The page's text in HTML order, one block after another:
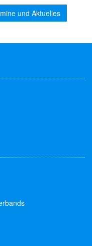
und Aktuelles